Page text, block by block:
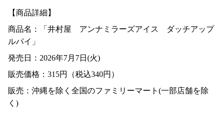
【商品詳細】
商品名：「井村屋 アンナミラーズアイス ダッチアップ
ルパイ」
発売日：2026年7月7日(火)
販売価格：315円（税込340円）
販売：沖縄を除く全国のファミリーマート(一部店舗を除
く)